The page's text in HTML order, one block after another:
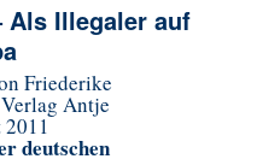
Illegaler auf
Friederike
Antje
2011
deutschen